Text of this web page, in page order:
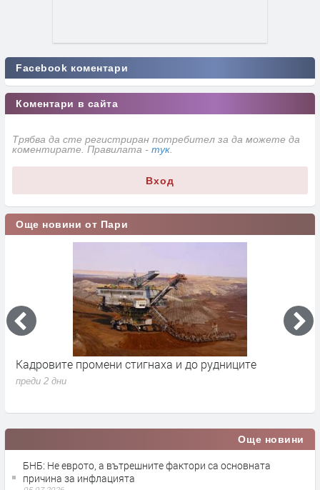
Facebook коментари
Коментари в сайта
Трябва да сте регистриран потребител за да можете да
коментирате. Правилата - тук
Вход
Още новини от Пари
Кадровите промени стигнаха и до рудниците
преди 2 дни
Още новини
БНБ: Не еврото, а вътрешните фактори са основната
причина за инфлацията